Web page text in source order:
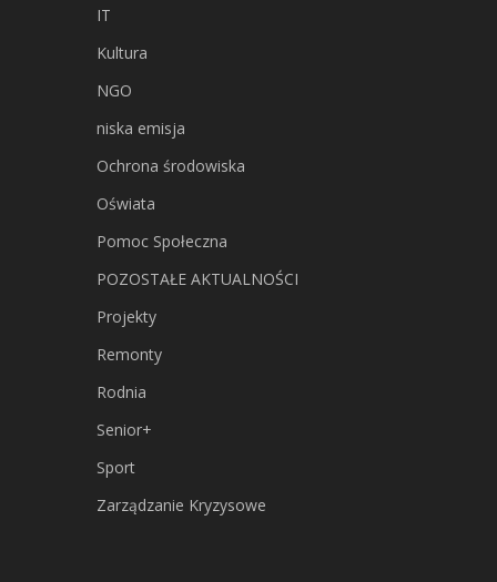
IT
Kultura
NGO
niska emisja
Ochrona środowiska
Oświata
Pomoc Społeczna
POZOSTAŁE AKTUALNOŚCI
Projekty
Remonty
Rodnia
Senior+
Sport
Zarządzanie Kryzysowe